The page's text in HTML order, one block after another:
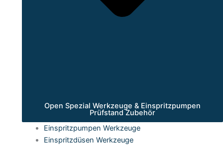
Open Spezial Werkzeuge & Einspritzpumpen
Prüfstand Zubehör
Einspritzpumpen Werkzeuge
Einspritzdüsen Werkzeuge